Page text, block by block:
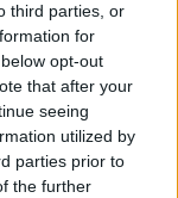
third parties, or
for
opt-out
that after your
seeing
utilized by
parties prior to
the further
πλέον ένα
να